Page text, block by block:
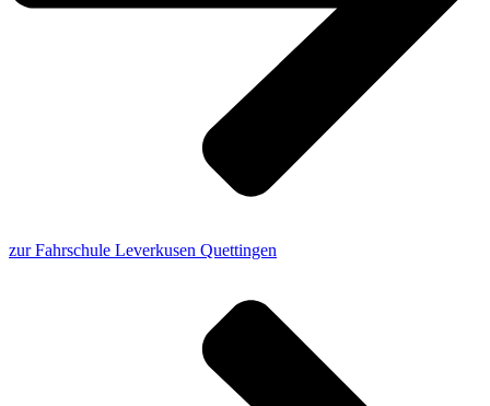
zur Fahrschule Leverkusen Quettingen